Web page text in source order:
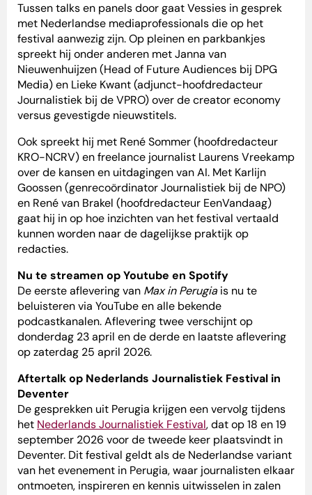
Tussen talks en panels door gaat Vessies in gesprek
met Nederlandse mediaprofessionals die op het
festival aanwezig zijn. Op pleinen en parkbankjes
spreekt hij onder anderen met Janna van
Nieuwenhuijzen (Head of Future Audiences bij DPG
Media) en Lieke Kwant (adjunct-hoofdredacteur
Journalistiek bij de VPRO) over de creator economy
versus gevestigde nieuwstitels.
Ook spreekt hij met René Sommer (hoofdredacteur
KRO-NCRV) en freelance journalist Laurens Vreekamp
over de kansen en uitdagingen van AI. Met Karlijn
Goossen (genrecoördinator Journalistiek bij de NPO)
en René van Brakel (hoofdredacteur EenVandaag)
gaat hij in op hoe inzichten van het festival vertaald
kunnen worden naar de dagelijkse praktijk op
redacties.
Nu te streamen op Youtube en Spotify
De eerste aflevering van Max in Perugia is nu te
beluisteren via YouTube en alle bekende
podcastkanalen. Aflevering twee verschijnt op
donderdag 23 april en de derde en laatste aflevering
op zaterdag 25 april 2026.
Aftertalk op Nederlands Journalistiek Festival in
Deventer
De gesprekken uit Perugia krijgen een vervolg tijdens
het Nederlands Journalistiek Festival, dat op 18 en 19
september 2026 voor de tweede keer plaatsvindt in
Deventer. Dit festival geldt als de Nederlandse variant
van het evenement in Perugia, waar journalisten elkaar
ontmoeten, inspireren en kennis uitwisselen in zalen